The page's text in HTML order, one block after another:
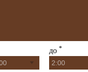
до *